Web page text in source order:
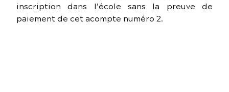
inscription dans l’école sans la preuve de
paiement de cet acompte numéro 2.